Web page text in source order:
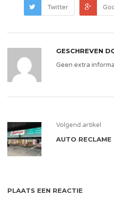
Twitter
GESCHREVEN
Geen extra
Volgend artikel
AUTO RECLAME
PLAATS EEN REACTIE